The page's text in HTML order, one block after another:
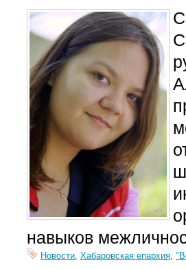
навыков
Новости, Хабаровская епархия,